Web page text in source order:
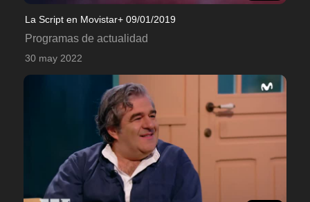
La Script en Movistar+ 09/01/2019
Programas de actualidad
30 may 2022